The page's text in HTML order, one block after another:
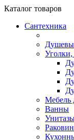
Каталог товаров
Сантехника
Мебель
Ванны